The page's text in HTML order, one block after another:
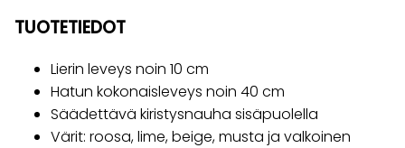
TUOTETIEDOT
Lierin leveys noin 10 cm
Hatun kokonaisleveys noin 40 cm
Säädettävä kiristysnauha sisäpuolella
Värit: roosa, lime, beige, musta ja valkoinen